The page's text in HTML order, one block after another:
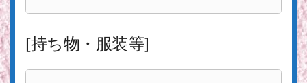
[持ち物・服装等]